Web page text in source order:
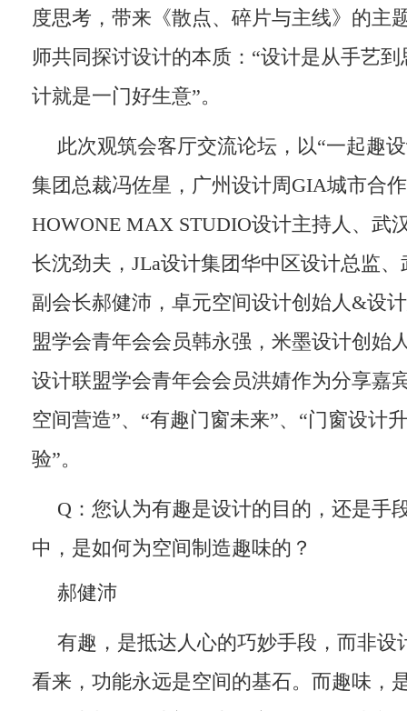
度思考，带来《散点、碎片与主线》的主
师共同探讨设计的本质：“设计是从手艺
计就是一门好生意”。
此次观筑会客厅交流论坛，以“一起趣
集团总裁冯佐星，广州设计周GIA城市合
HOWONE MAX STUDIO设计主持人、武
长沈劲夫，JLa设计集团华中区设计总监
副会长郝健沛，卓元空间设计创始人&设
盟学会青年会会员韩永强，米墨设计创始
设计联盟学会青年会会员洪婧作为分享嘉
空间营造”、“有趣门窗未来”、“门窗设计
验”。
Q：您认为有趣是设计的目的，还是手
中，是如何为空间制造趣味的？
郝健沛
有趣，是抵达人心的巧妙手段，而非设
看来，功能永远是空间的基石。而趣味，